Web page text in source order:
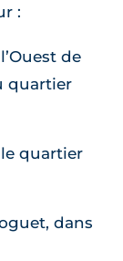
:
de
quartier
quartier
dans